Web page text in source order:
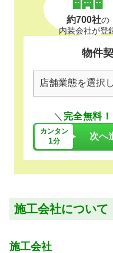
約700社の
内装会社が登
物件
＼ 完全無料！
カンタン
1分 次へ
施工会社について
施工会社